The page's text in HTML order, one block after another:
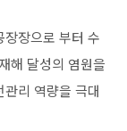
장장으로 부터 수
해 달성의 염원을
관리 역량을 극대